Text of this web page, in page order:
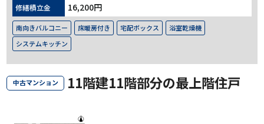
修繕積立金 16,200円
南向きバルコニー 床暖房付き 宅配ボックス
浴室乾燥機
システムキッチン
中古マンション 11階建11階部分の最上階住戸